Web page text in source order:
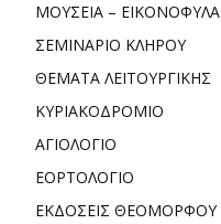
ΜΟΥΣΕΙΑ –
ΣΕΜΙΝΑΡΙΟ ΚΛΗΡΟΥ
ΘΕΜΑΤΑ ΛΕΙΤΟΥΡΓΙΚΗΣ
ΚΥΡΙΑΚΟΔΡΟΜΙΟ
ΑΓΙΟΛΟΓΙΟ
ΕΟΡΤΟΛΟΓΙΟ
ΕΚΔΟΣΕΙΣ ΘΕΟΜΟΡΦΟΥ